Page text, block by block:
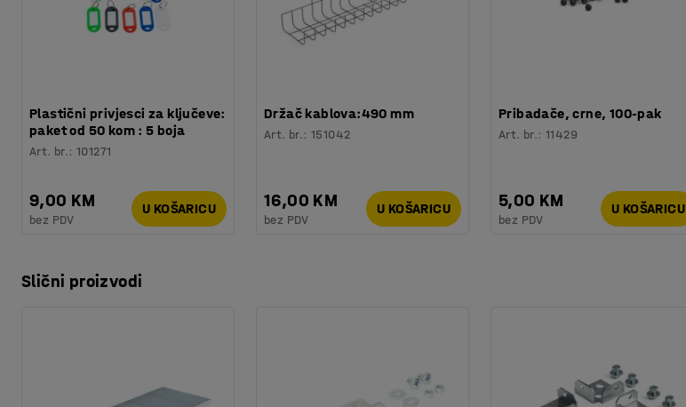
Plastični privjesci za ključeve:
paket od 50 kom : 5 boja
Art. br.:101271
9,00 KM
bez PDV
U KOŠARICU
Držač kablova:490 mm
Art. br.:151042
16,00 KM
bez PDV
U KOŠARICU
Pribadače, crne, 100-pak
Art. br.:11429
5,00 KM
bez PDV
U KOŠARICU
Slični proizvodi